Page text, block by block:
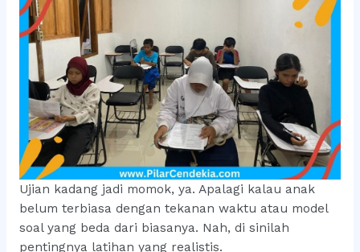
Ujian kadang jadi momok, ya. Apalagi kalau anak
belum terbiasa dengan tekanan waktu atau model
soal yang beda dari biasanya. Nah, di sinilah
pentingnya latihan yang realistis.